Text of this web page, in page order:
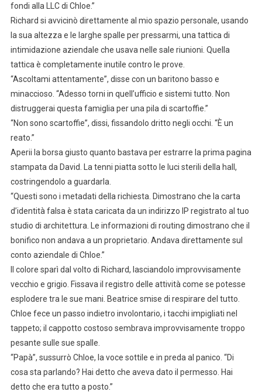
fondi alla LLC di Chloe.”
Richard si avvicinò direttamente al mio spazio personale, usando
la sua altezza e le larghe spalle per pressarmi, una tattica di
intimidazione aziendale che usava nelle sale riunioni. Quella
tattica è completamente inutile contro le prove.
“Ascoltami attentamente”, disse con un baritono basso e
minaccioso. “Adesso torni in quell’ufficio e sistemi tutto. Non
distruggerai questa famiglia per una pila di scartoffie.”
“Non sono scartoffie”, dissi, fissandolo dritto negli occhi. “È un
reato.”
Aperii la borsa giusto quanto bastava per estrarre la prima pagina
stampata da David. La tenni piatta sotto le luci sterili della hall,
costringendolo a guardarla.
“Questi sono i metadati della richiesta. Dimostrano che la carta
d’identità falsa è stata caricata da un indirizzo IP registrato al tuo
studio di architettura. Le informazioni di routing dimostrano che il
bonifico non andava a un proprietario. Andava direttamente sul
conto aziendale di Chloe.”
Il colore sparì dal volto di Richard, lasciandolo improvvisamente
vecchio e grigio. Fissava il registro delle attività come se potesse
esplodere tra le sue mani. Beatrice smise di respirare del tutto.
Chloe fece un passo indietro involontario, i tacchi impigliati nel
tappeto; il cappotto costoso sembrava improvvisamente troppo
pesante sulle sue spalle.
“Papà”, sussurrò Chloe, la voce sottile e in preda al panico. “Di
cosa sta parlando? Hai detto che aveva dato il permesso. Hai
detto che era tutto a posto.”